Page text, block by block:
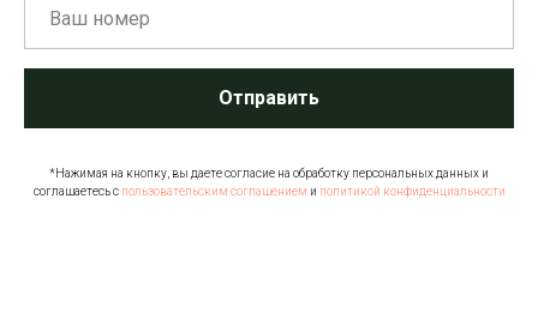
Отправить
*Нажимая на кнопку, вы даете согласие на обработку персональных данных и
соглашаетесь c пользовательским соглашением и политикой конфиденциальности